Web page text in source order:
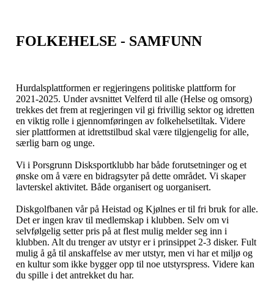
FOLKEHELSE - SAMFUNN
Hurdalsplattformen er regjeringens politiske plattform for
2021-2025. Under avsnittet Velferd til alle (Helse og omsorg)
trekkes det frem at regjeringen vil gi frivillig sektor og idretten
en viktig rolle i gjennomføringen av folkehelsetiltak. Videre
sier plattformen at idrettstilbud skal være tilgjengelig for alle,
særlig barn og unge.
Vi i Porsgrunn Disksportklubb har både forutsetninger og et
ønske om å være en bidragsyter på dette området. Vi skaper
lavterskel aktivitet. Både organisert og uorganisert.
Diskgolfbanen vår på Heistad og Kjølnes er til fri bruk for alle.
Det er ingen krav til medlemskap i klubben. Selv om vi
selvfølgelig setter pris på at flest mulig melder seg inn i
klubben. Alt du trenger av utstyr er i prinsippet 2-3 disker. Fult
mulig å gå til anskaffelse av mer utstyr, men vi har et miljø og
en kultur som ikke bygger opp til noe utstyrspress. Videre kan
du spille i det antrekket du har.